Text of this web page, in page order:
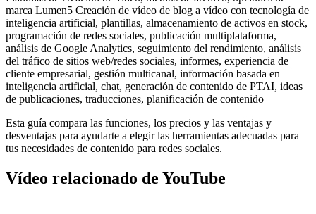
marca Lumen5 Creación de vídeo de blog a vídeo con tecnología de
inteligencia artificial, plantillas, almacenamiento de activos en stock,
programación de redes sociales, publicación multiplataforma,
análisis de Google Analytics, seguimiento del rendimiento, análisis
del tráfico de sitios web/redes sociales, informes, experiencia de
cliente empresarial, gestión multicanal, información basada en
inteligencia artificial, chat, generación de contenido de PTAI, ideas
de publicaciones, traducciones, planificación de contenido
Esta guía compara las funciones, los precios y las ventajas y
desventajas para ayudarte a elegir las herramientas adecuadas para
tus necesidades de contenido para redes sociales.
Vídeo relacionado de YouTube